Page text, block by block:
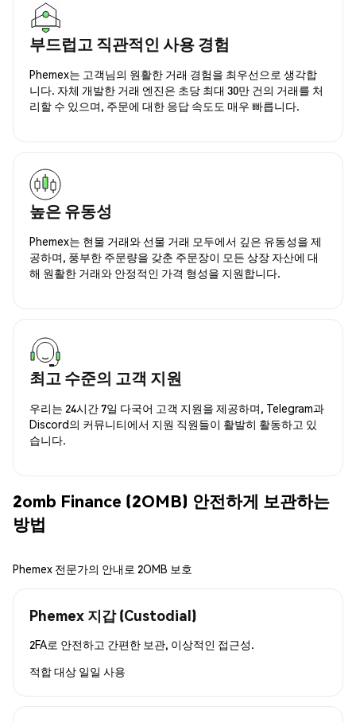
부드럽고 직관적인 사용 경험
Phemex는 고객님의 원활한 거래 경험을 최우선으로 생각합
니다. 자체 개발한 거래 엔진은 초당 최대 30만 건의 거래를 처
리할 수 있으며, 주문에 대한 응답 속도도 매우 빠릅니다.
높은 유동성
Phemex는 현물 거래와 선물 거래 모두에서 깊은 유동성을 제
공하며, 풍부한 주문량을 갖춘 주문장이 모든 상장 자산에 대
해 원활한 거래와 안정적인 가격 형성을 지원합니다.
최고 수준의 고객 지원
우리는 24시간 7일 다국어 고객 지원을 제공하며, Telegram과
Discord의 커뮤니티에서 지원 직원들이 활발히 활동하고 있
습니다.
2omb Finance (2OMB) 안전하게 보관하는
방법
Phemex 전문가의 안내로 2OMB 보호
Phemex 지갑 (Custodial)
2FA로 안전하고 간편한 보관, 이상적인 접근성.
적합 대상 일일 사용